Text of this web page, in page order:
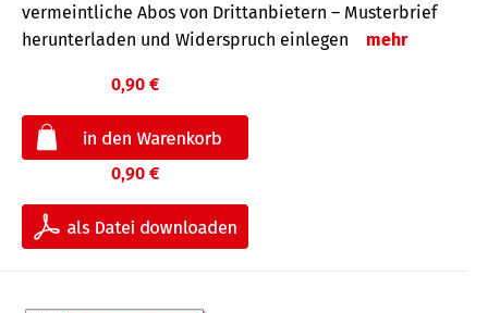
vermeintliche Abos von Drittanbietern – Musterbrief
herunterladen und Widerspruch einlegen
mehr
0,90 €
0,90 €